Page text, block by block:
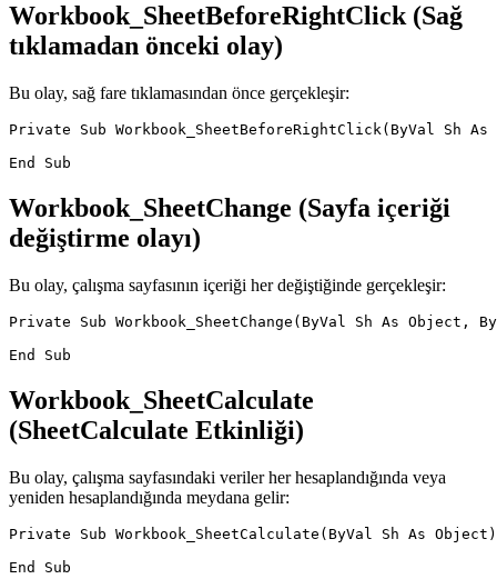
Workbook_SheetBeforeRightClick (Sağ
tıklamadan önceki olay)
Bu olay, sağ fare tıklamasından önce gerçekleşir:
Private Sub Workbook_SheetBeforeRightClick(ByVal Sh
Workbook_SheetChange (Sayfa içeriği
değiştirme olayı)
Bu olay, çalışma sayfasının içeriği her değiştiğinde gerçekleşir:
Private Sub Workbook_SheetChange(ByVal Sh As Object,
Workbook_SheetCalculate
(SheetCalculate Etkinliği)
Bu olay, çalışma sayfasındaki veriler her hesaplandığında veya
yeniden hesaplandığında meydana gelir:
Private Sub Workbook_SheetCalculate(ByVal Sh As Object)